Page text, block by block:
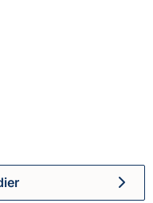
för civilt